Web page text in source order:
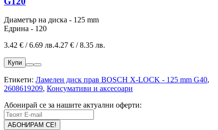
Диаметър на диска - 125 mm
Едрина - 120
3.42 € / 6.69 лв.4.27 € / 8.35 лв.
Купи
Етикети: Ламелен диск прав BOSCH X-LOCK - 125 mm G40,
2608619209, Консумативи и аксесоари
Абонирай се за нашите актуални оферти: